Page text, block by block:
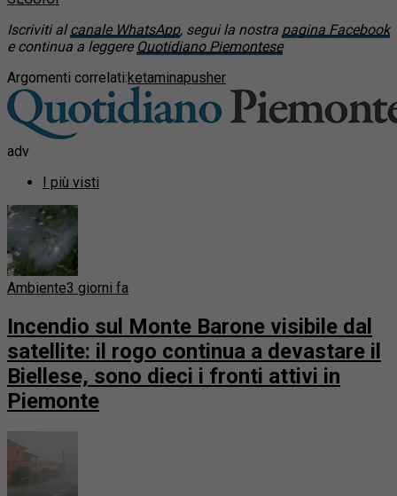
Iscriviti alcanale WhatsApp, segui la nostra pagina Facebook
e continua a leggere Quotidiano Piemontese
Argomenti correlati:ketaminapusher
adv
I più visti
Ambiente3 giorni fa
Incendio sul Monte Barone visibile dal
satellite: il rogo continua a devastare il
Biellese, sono dieci i fronti attivi in
Piemonte